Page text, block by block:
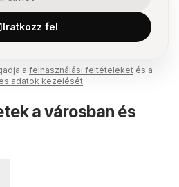
Iratkozz fel
a felhasználási feltételeket és a
adatok kezelését.
a városban és